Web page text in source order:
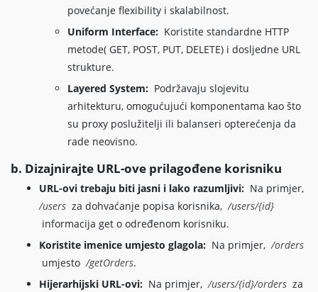
povećanje flexibility i skalabilnost.
Uniform Interface: Koristite standardne HTTP
metode( GET, POST, PUT, DELETE) i dosljedne URL
strukture.
Layered System: Podržavaju slojevitu
arhitekturu, omogućujući komponentama kao što
su proxy poslužitelji ili balanseri opterećenja da
rade neovisno.
b. Dizajnirajte URL-ove prilagođene korisniku
URL-ovi trebaju biti jasni i lako razumljivi: Na primjer,
/users za dohvaćanje popisa korisnika,/users/{id}
informacija get o određenom korisniku.
Koristite imenice umjesto glagola: Na primjer,/orders
umjesto/getOrders.
Hijerarhijski URL-ovi: Na primjer,/users/{id}/orders za